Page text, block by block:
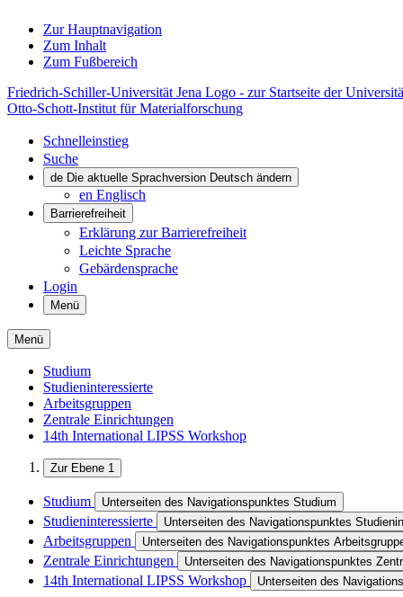
Zur Hauptnavigation
Zum Inhalt
Zum Fußbereich
Friedrich-Schiller-Universität Jena Logo - zur Startseite der
Otto-Schott-Institut für Materialforschung
Schnelleinstieg
Suche
de Die aktuelle Sprachversion Deutsch ändern
en Englisch
Barrierefreiheit
Erklärung zur Barrierefreiheit
Leichte Sprache
Gebärdensprache
Login
Menü
Menü
Studium
Studieninteressierte
Arbeitsgruppen
Zentrale Einrichtungen
14th International LIPSS Workshop
Zur Ebene 1
Studium Unterseiten des Navigationspunktes Studium
Studieninteressierte Unterseiten des Navigationspunktes
Arbeitsgruppen Unterseiten des Navigationspunktes
Zentrale Einrichtungen Unterseiten des Navigationspunktes
14th International LIPSS Workshop Unterseiten des